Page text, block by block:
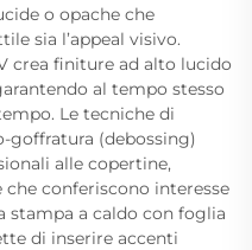
o opache che
sia l’appeal visivo.
crea finiture ad alto lucido
al tempo stesso
Le tecniche di
goffratura (debossing)
alle copertine,
conferiscono interesse
stampa a caldo con foglia
di inserire accenti